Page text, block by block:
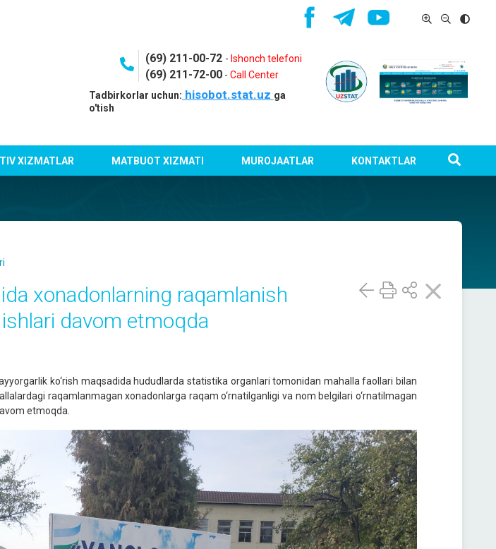
(69) 211-00-72 - Ishonch telefoni
(69) 211-72-00- Call Center
Tadbirkorlar uchun: hisobot.stat.uz ga
o'tish
XIZMATLAR MATBUOT XIZMATI MUROJAATLAR KONTAKTLAR
хonadonlarning raqamlanish
ishlari davom etmoqda
ko‘rish maqsadida hududlarda statistika organlari tomonidan mahalla faollari bilan
raqamlanmagan xonadonlarga raqam o‘rnatilganligi va nom belgilari o‘rnatilmagan
etmoqda.